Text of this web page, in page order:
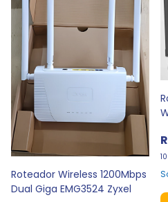
Roteador Wireless 1200Mbps
Dual Giga EMG3524 Zyxel
10